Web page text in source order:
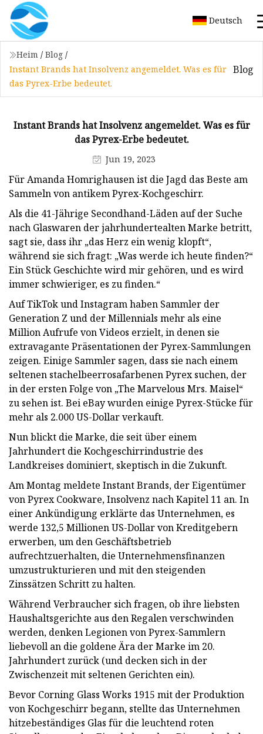
Deutsch
Heim / Blog /
Instant Brands hat Insolvenz angemeldet. Was es für
das Pyrex-Erbe bedeutet.
Blog
Instant Brands hat Insolvenz angemeldet. Was es für
das Pyrex-Erbe bedeutet.
Jun 19, 2023
Für Amanda Homrighausen ist die Jagd das Beste am
Sammeln von antikem Pyrex-Kochgeschirr.
Als die 41-Jährige Secondhand-Läden auf der Suche
nach Glaswaren der jahrhundertealten Marke betritt,
sagt sie, dass ihr „das Herz ein wenig klopft“,
während sie sich fragt: „Was werde ich heute finden?“
Ein Stück Geschichte wird mir gehören, und es wird
immer schwieriger, es zu finden.“
Auf TikTok und Instagram haben Sammler der
Generation Z und der Millennials mehr als eine
Million Aufrufe von Videos erzielt, in denen sie
extravagante Präsentationen der Pyrex-Sammlungen
zeigen. Einige Sammler sagen, dass sie nach einem
seltenen stachelbeerrosafarbenen Pyrex suchen, der
in der ersten Folge von „The Marvelous Mrs. Maisel“
zu sehen ist. Bei eBay wurden einige Pyrex-Stücke für
mehr als 2.000 US-Dollar verkauft.
Nun blickt die Marke, die seit über einem
Jahrhundert die Kochgeschirrindustrie des
Landkreises dominiert, skeptisch in die Zukunft.
Am Montag meldete Instant Brands, der Eigentümer
von Pyrex Cookware, Insolvenz nach Kapitel 11 an. In
einer Ankündigung erklärte das Unternehmen, es
werde 132,5 Millionen US-Dollar von Kreditgebern
erwerben, um den Geschäftsbetrieb
aufrechtzuerhalten, die Unternehmensfinanzen
umzustrukturieren und mit den steigenden
Zinssätzen Schritt zu halten.
Während Verbraucher sich fragen, ob ihre liebsten
Haushaltsgerichte aus den Regalen verschwinden
werden, denken Legionen von Pyrex-Sammlern
liebevoll an die goldene Ära der Marke im 20.
Jahrhundert zurück (und decken sich in der
Zwischenzeit mit seltenen Gerichten ein).
Bevor Corning Glass Works 1915 mit der Produktion
von Kochgeschirr begann, stellte das Unternehmen
hitzebeständiges Glas für die leuchtend roten